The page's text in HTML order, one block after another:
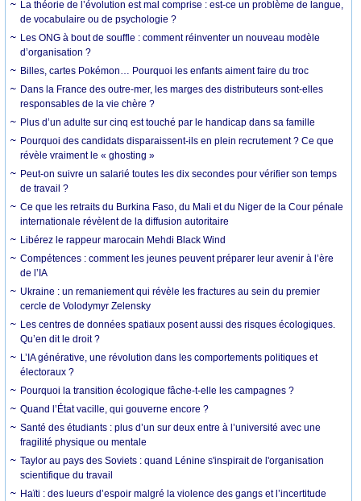
La théorie de l’évolution est mal comprise : est-ce un problème de langue,
de vocabulaire ou de psychologie ?
Les ONG à bout de souffle : comment réinventer un nouveau modèle
d’organisation ?
Billes, cartes Pokémon… Pourquoi les enfants aiment faire du troc
Dans la France des outre-mer, les marges des distributeurs sont-elles
responsables de la vie chère ?
Plus d’un adulte sur cinq est touché par le handicap dans sa famille
Pourquoi des candidats disparaissent-ils en plein recrutement ? Ce que
révèle vraiment le « ghosting »
Peut-on suivre un salarié toutes les dix secondes pour vérifier son temps
de travail ?
Ce que les retraits du Burkina Faso, du Mali et du Niger de la Cour pénale
internationale révèlent de la diffusion autoritaire
Libérez le rappeur marocain Mehdi Black Wind
Compétences : comment les jeunes peuvent préparer leur avenir à l’ère
de l’IA
Ukraine : un remaniement qui révèle les fractures au sein du premier
cercle de Volodymyr Zelensky
Les centres de données spatiaux posent aussi des risques écologiques.
Qu’en dit le droit ?
L’IA générative, une révolution dans les comportements politiques et
électoraux ?
Pourquoi la transition écologique fâche-t-elle les campagnes ?
Quand l’État vacille, qui gouverne encore ?
Santé des étudiants : plus d’un sur deux entre à l’université avec une
fragilité physique ou mentale
Taylor au pays des Soviets : quand Lénine s'inspirait de l'organisation
scientifique du travail
Haïti : des lueurs d’espoir malgré la violence des gangs et l’incertitude